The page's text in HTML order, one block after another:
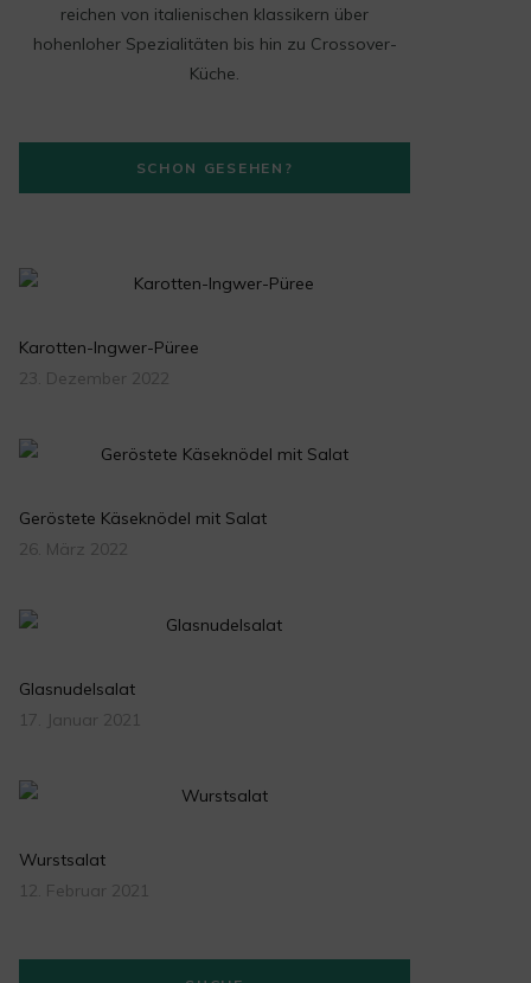
g
r
m
reichen von italienischen klassikern über
hohenloher Spezialitäten bis hin zu Crossover-
Küche.
SCHON GESEHEN?
Karotten-Ingwer-Püree
23. Dezember 2022
Geröstete Käseknödel mit Salat
26. März 2022
Glasnudelsalat
17. Januar 2021
Wurstsalat
12. Februar 2021